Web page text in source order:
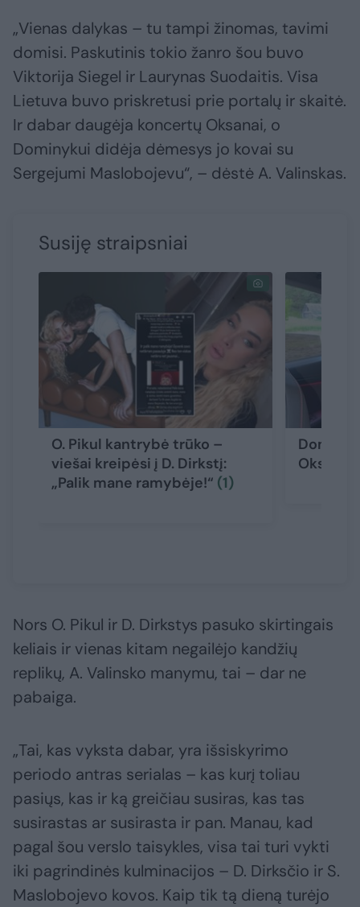
„Vienas dalykas – tu tampi žinomas, tavimi
domisi. Paskutinis tokio žanro šou buvo
Viktorija Siegel ir Laurynas Suodaitis. Visa
Lietuva buvo priskretusi prie portalų ir skaitė.
Ir dabar daugėja koncertų Oksanai, o
Dominykui didėja dėmesys jo kovai su
Sergejumi Maslobojevu“, – dėstė A. Valinskas.
Susiję straipsniai
O. Pikul kantrybė trūko –
viešai kreipėsi į D. Dirkstį:
„Palik mane ramybėje!“ (1)
Nors O. Pikul ir D. Dirkstys pasuko skirtingais
keliais ir vienas kitam negailėjo kandžių
replikų, A. Valinsko manymu, tai – dar ne
pabaiga.
„Tai, kas vyksta dabar, yra išsiskyrimo
periodo antras serialas – kas kurį toliau
pasiųs, kas ir ką greičiau susiras, kas tas
susirastas ar susirasta ir pan. Manau, kad
pagal šou verslo taisykles, visa tai turi vykti
iki pagrindinės kulminacijos – D. Dirksčio ir S.
Maslobojevo kovos. Kaip tik tą dieną turėjo